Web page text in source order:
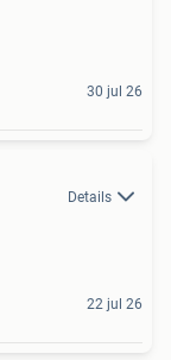
30 jul 26
Details
22 jul 26